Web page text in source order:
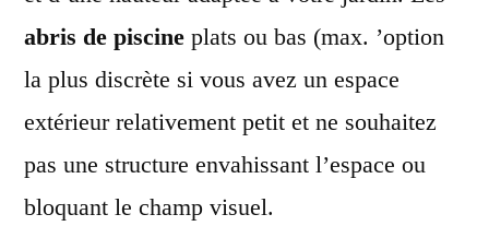
abris de piscine plats ou bas (max. ’option
la plus discrète si vous avez un espace
extérieur relativement petit et ne souhaitez
pas une structure envahissant l’espace ou
bloquant le champ visuel.